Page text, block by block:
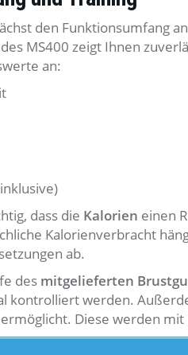
den Funktionsumfang
des MS400 zeigt Ihnen
an:
dass die Kalorien einen
Kalorienverbracht
ab.
des mitgelieferten
kontrolliert werden.
ermöglicht. Diese werden